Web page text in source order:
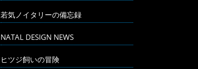
若気ノイタリーの備忘録
NATAL DESIGN NEWS
ヒツジ飼いの冒険